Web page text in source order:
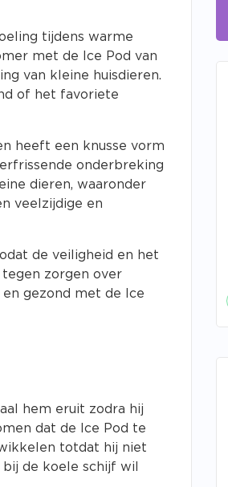
tijdens warme
met de Ice Pod van
van kleine huisdieren.
of het favoriete
heeft een knusse vorm
onderbreking
dieren, waaronder
veelzijdige en
de veiligheid en het
zorgen over
gezond met de Ice
hem eruit zodra hij
dat de Ice Pod te
totdat hij niet
de koele schijf wil